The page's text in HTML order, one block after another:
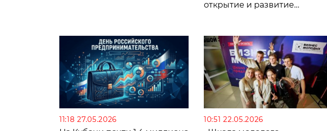
открытие и развитие
11:18 27.05.2026 10:51 22.05.2026